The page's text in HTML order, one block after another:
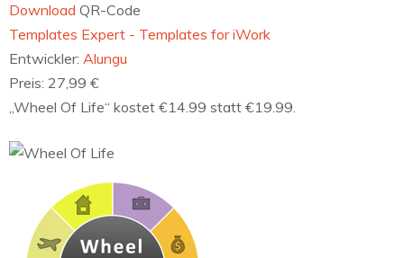
Download QR-Code
‎Templates Expert - Templates for iWork
Entwickler: Alungu
Preis: 27,99 €
„Wheel Of Life“ kostet €14.99 statt €19.99.